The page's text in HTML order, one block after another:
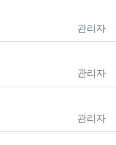
등록자
관리자
등록자
관리자
등록자
관리자